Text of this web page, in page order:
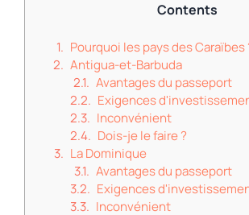
Contents
Pourquoi les pays des Caraïbes
Antigua-et-Barbuda
Avantages du passeport
Exigences
Inconvénient
Dois-je le faire ?
La Dominique
Avantages du passeport
Exigences
Inconvénient